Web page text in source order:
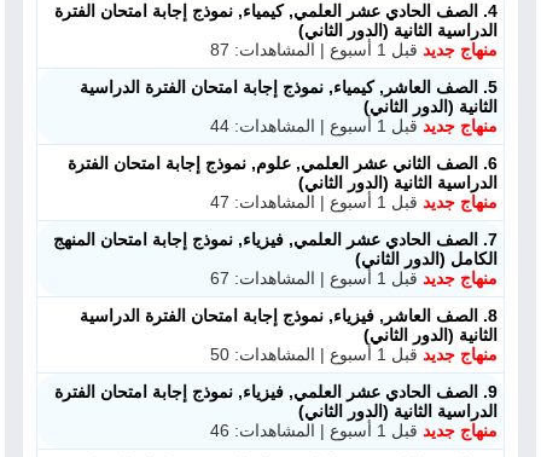
ملفات للمدرس
ملفات تعليمية
الكتب المدرسية
تسجيل دخول
4. الصف الحادي عشر العلمي, كيمياء, نموذج إجابة امتحان الفترة
الدراسية الثانية (الدور الثاني)
منهاج جديد قبل 1 أسبوع | المشاهدات: 87
5. الصف العاشر, كيمياء, نموذج إجابة امتحان الفترة الدراسية
الثانية (الدور الثاني)
منهاج جديد قبل 1 أسبوع | المشاهدات: 44
6. الصف الثاني عشر العلمي, علوم, نموذج إجابة امتحان الفترة
الدراسية الثانية (الدور الثاني)
منهاج جديد قبل 1 أسبوع | المشاهدات: 47
7. الصف الحادي عشر العلمي, فيزياء, نموذج إجابة امتحان المنهج
الكامل (الدور الثاني)
منهاج جديد قبل 1 أسبوع | المشاهدات: 67
8. الصف العاشر, فيزياء, نموذج إجابة امتحان الفترة الدراسية
الثانية (الدور الثاني)
منهاج جديد قبل 1 أسبوع | المشاهدات: 50
9. الصف الحادي عشر العلمي, فيزياء, نموذج إجابة امتحان الفترة
الدراسية الثانية (الدور الثاني)
منهاج جديد قبل 1 أسبوع | المشاهدات: 46